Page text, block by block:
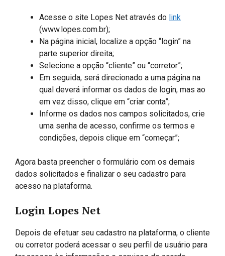
Acesse o site Lopes Net através do link
(www.lopes.com.br);
Na página inicial, localize a opção “login” na
parte superior direita;
Selecione a opção “cliente” ou “corretor”;
Em seguida, será direcionado a uma página na
qual deverá informar os dados de login, mas ao
em vez disso, clique em “criar conta”;
Informe os dados nos campos solicitados, crie
uma senha de acesso, confirme os termos e
condições, depois clique em “começar”;
Agora basta preencher o formulário com os demais
dados solicitados e finalizar o seu cadastro para
acesso na plataforma.
Login Lopes Net
Depois de efetuar seu cadastro na plataforma, o cliente
ou corretor poderá acessar o seu perfil de usuário para